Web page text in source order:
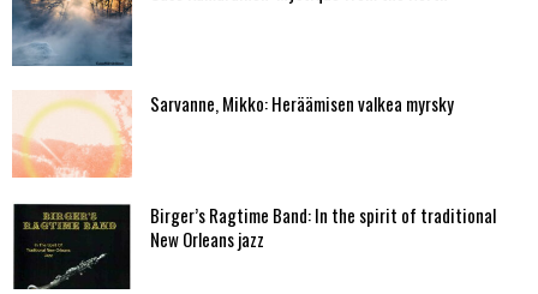
Sarvanne, Mikko: Heräämisen valkea myrsky
Birger’s Ragtime Band: In the spirit of traditional
New Orleans jazz